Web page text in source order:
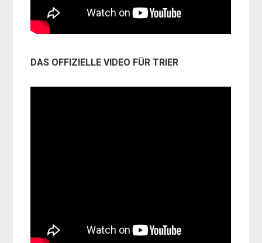
DAS OFFIZIELLE VIDEO FÜR TRIER